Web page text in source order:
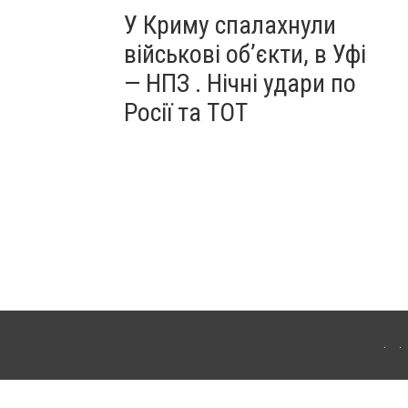
У Криму спалахнули
військові об’єкти, в Уфі
— НПЗ . Нічні удари по
Росії та ТОТ